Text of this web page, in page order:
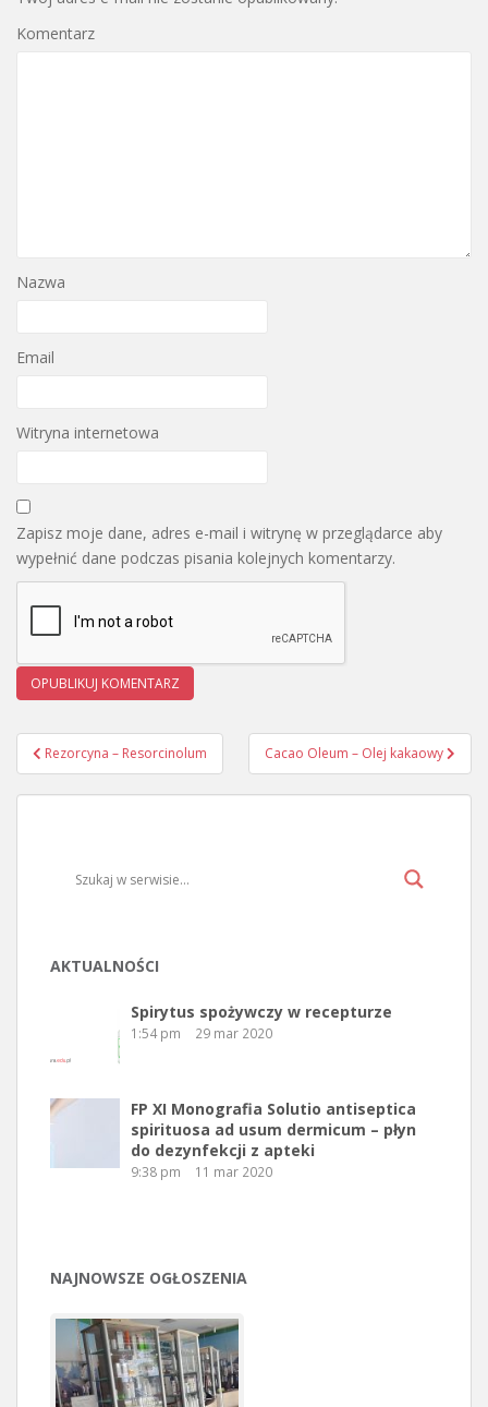
Komentarz
Nazwa
Email
Witryna internetowa
Zapisz moje dane, adres e-mail i witrynę w przeglądarce aby
wypełnić dane podczas pisania kolejnych komentarzy.
Nawigacja wpisu
Rezorcyna – Resorcinolum Cacao Oleum – Olej kakaowy
AKTUALNOŚCI
Spirytus spożywczy w recepturze
1:54 pm 29 mar 2020
FP XI Monografia Solutio antiseptica
spirituosa ad usum dermicum – płyn
do dezynfekcji z apteki
9:38 pm 11 mar 2020
NAJNOWSZE OGŁOSZENIA